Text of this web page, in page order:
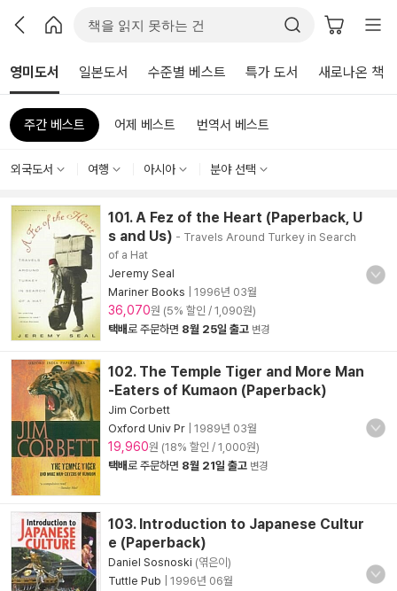
영미도서 일본도서 수준별 베스트 특가 도서 새로나온 책
주간 베스트 어제 베스트 번역서 베스트
외국도서 여행 아시아 분야 선택
101. A Fez of the Heart (Paperback, U
s and Us) - Travels Around Turkey in Search
of a Hat
Jeremy Seal
Mariner Books
1996년 03월
36,070원 (5% 할인 / 1,090원)
택배로 주문하면 8월 25일 출고 변경
102. The Temple Tiger and More Man
-Eaters of Kumaon (Paperback)
Jim Corbett
Oxford Univ Pr
1989년 03월
19,960원 (18% 할인 / 1,000원)
택배로 주문하면 8월 21일 출고 변경
103. Introduction to Japanese Cultur
e (Paperback)
Daniel Sosnoski (엮은이)
Tuttle Pub
1996년 06월